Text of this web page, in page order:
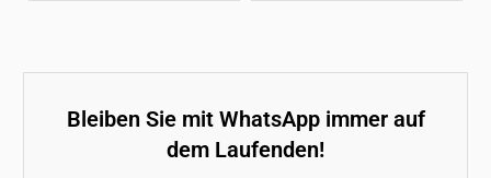
Bleiben Sie mit WhatsApp immer auf
dem Laufenden!